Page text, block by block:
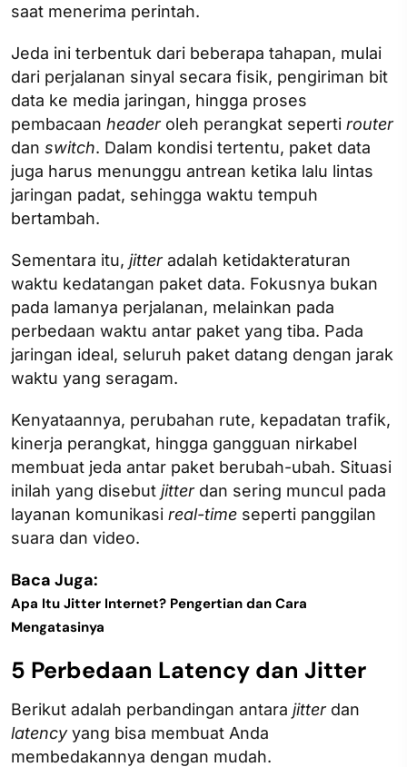
saat menerima perintah.
Jeda ini terbentuk dari beberapa tahapan, mulai
dari perjalanan sinyal secara fisik, pengiriman bit
data ke media jaringan, hingga proses
pembacaan headeroleh perangkat seperti router
dan switch. Dalam kondisi tertentu, paket data
juga harus menunggu antrean ketika lalu lintas
jaringan padat, sehingga waktu tempuh
bertambah.
Sementara itu, jitteradalah ketidakteraturan
waktu kedatangan paket data. Fokusnya bukan
pada lamanya perjalanan, melainkan pada
perbedaan waktu antar paket yang tiba. Pada
jaringan ideal, seluruh paket datang dengan jarak
waktu yang seragam.
Kenyataannya, perubahan rute, kepadatan trafik,
kinerja perangkat, hingga gangguan nirkabel
membuat jeda antar paket berubah-ubah. Situasi
inilah yang disebut jitterdan sering muncul pada
layanan komunikasi real-time seperti panggilan
suara dan video.
Baca Juga:
Apa Itu Jitter Internet? Pengertian dan Cara
Mengatasinya
5 Perbedaan Latency dan Jitter
Berikut adalah perbandingan antara jitter dan
latencyyang bisa membuat Anda
membedakannya dengan mudah.